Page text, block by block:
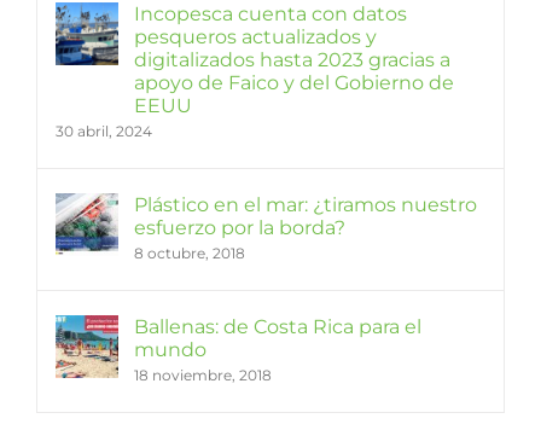
Incopesca cuenta con datos
pesqueros actualizados y
digitalizados hasta 2023 gracias a
apoyo de Faico y del Gobierno de
EEUU
30 abril, 2024
Plástico en el mar: ¿tiramos nuestro
esfuerzo por la borda?
8 octubre, 2018
Ballenas: de Costa Rica para el
mundo
18 noviembre, 2018